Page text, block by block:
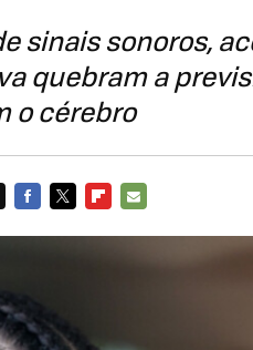
sinais sonoros,
quebram a
o cérebro